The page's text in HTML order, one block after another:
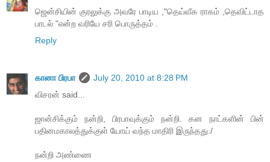
ஜென்சியின் குரலுக்கு அவரே பாடிய ,"தெய்வீக ராகம் ,தெவிட்டாத
பாடல் "என்ற வரியே சரி பொருத்தம் .
Reply
கானா பிரபா
July 20, 2010 at 8:28 PM
விசரன் said...
ஜான்சிக்கும் நன்றி, பிரபாவுக்கும் நன்றி. கன நாட்களின் பின்
பதினமகாலத்துக்குள் யோய் வந்த மாதிரி இருந்தது./
நன்றி அண்ணை